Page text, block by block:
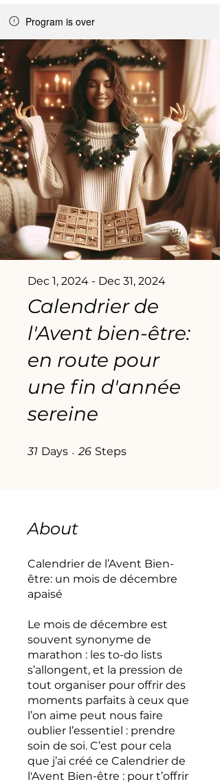
Program is over
Calendrier de
l'Avent bien-être:
en route pour
une fin d'année
sereine
Dec 1, 2024 - Dec 31, 2024
31 Days 31 Days
26 Steps
About
Calendrier de l’Avent Bien-
être: un mois de décembre
apaisé
Le mois de décembre est
souvent synonyme de
marathon : les to-do lists
s’allongent, et la pression de
tout organiser pour offrir des
moments parfaits à ceux que
l’on aime peut nous faire
oublier l’essentiel : prendre
soin de soi. C’est pour cela
que j’ai créé ce Calendrier de
l'Avent Bien-être : pour t’offrir